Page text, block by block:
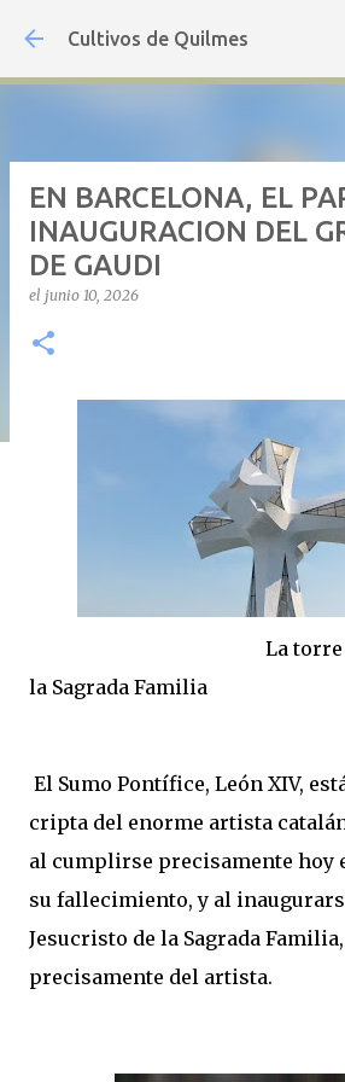
Ir al contenido
Cultivos de Quilmes
EN BARCELONA, EL
INAUGURACION DEL
DE GAUDI
el junio 10, 2026
La torre de
la Sagrada Familia
El Sumo Pontífice, León XIV,
cripta del enorme artista
al cumplirse precisamente hoy
su fallecimiento, y al
Jesucristo de la Sagrada
precisamente del artista.